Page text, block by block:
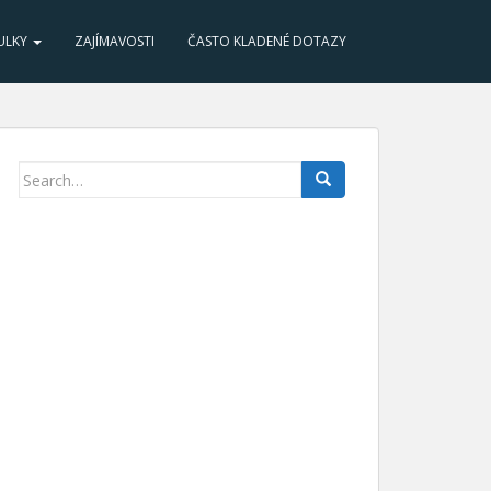
ZAJÍMAVOSTI ČASTO KLADENÉ DOTAZY
Search for: